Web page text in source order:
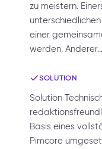
zu meistern.
einer
werden. Anderer…
SOLUTION
Solution
Basis eines
Pimcore